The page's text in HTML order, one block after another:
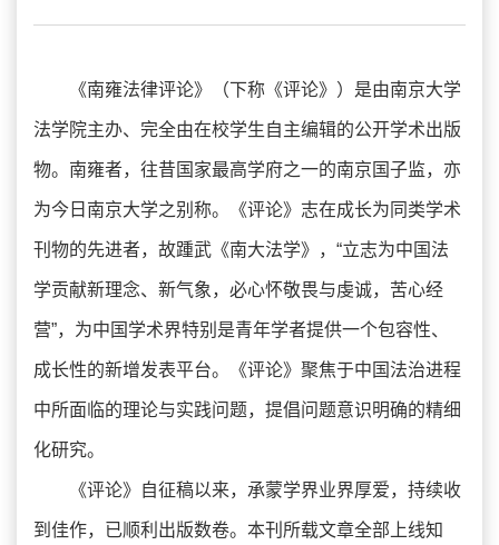
《南雍法律评论》（下称《评论》）是由南京大学
法学院主办、完全由在校学生自主编辑的公开学术出版
物。南雍者，往昔国家最高学府之一的南京国子监，亦
为今日南京大学之别称。《评论》志在成长为同类学术
刊物的先进者，故踵武《南大法学》，“立志为中国法
学贡献新理念、新气象，必心怀敬畏与虔诚，苦心经
营”，为中国学术界特别是青年学者提供一个包容性、
成长性的新增发表平台。《评论》聚焦于中国法治进程
中所面临的理论与实践问题，提倡问题意识明确的精细
化研究。
《评论》自征稿以来，承蒙学界业界厚爱，持续收
到佳作，已顺利出版数卷。本刊所载文章全部上线知